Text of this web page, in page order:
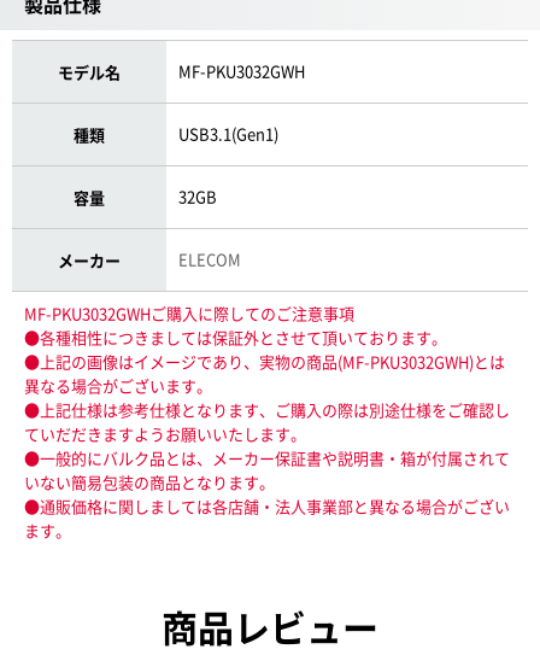
モデル名 MF-PKU3032GWH
種類 USB3.1(Gen1)
容量 32GB
メーカー ELECOM
MF-PKU3032GWHご購入に際してのご注意事項
●各種相性につきましては保証外とさせて頂いております。
●上記の画像はイメージであり、実物の商品(MF-PKU3032GWH)とは
異なる場合がございます。
●上記仕様は参考仕様となります、ご購入の際は別途仕様をご確認し
ていだだきますようお願いいたします。
●一般的にバルク品とは、メーカー保証書や説明書・箱が付属されて
いない簡易包装の商品となります。
●通販価格に関しましては各店舗・法人事業部と異なる場合がござい
ます。
商品レビュー